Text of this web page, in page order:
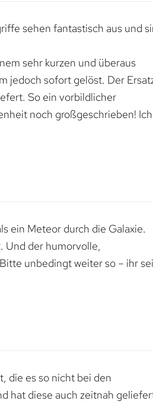
sehen fantastisch aus und
sehr kurzen und überaus
jedoch sofort gelöst. Der
So ein vorbildlicher
noch großgeschrieben! Ich
ein Meteor durch die Galaxie.
Und der humorvolle,
unbedingt weiter so – ihr
die es so nicht bei den
hat diese auch zeitnah